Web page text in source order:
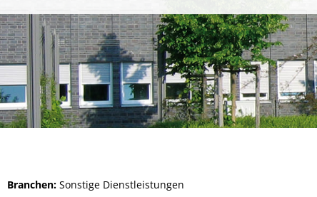
Branchen: Sonstige Dienstleistungen